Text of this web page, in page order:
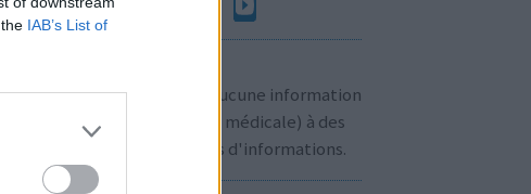
IAB’s List of
Nous ne communiquons aucune information
personnelle (prescription médicale) à des
pour plus d'informations.